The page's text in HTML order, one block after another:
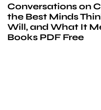
Conversations on
the Best Minds
Will, and What It
Books PDF Free